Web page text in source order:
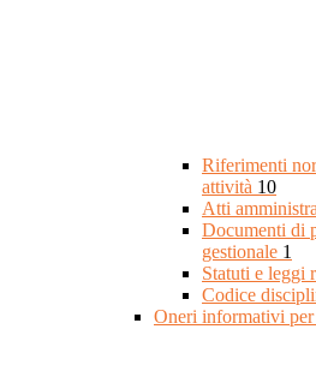
Riferimenti
attività 10
Atti
Documenti di
gestionale 1
Statuti e leggi
Codice
Oneri informativi